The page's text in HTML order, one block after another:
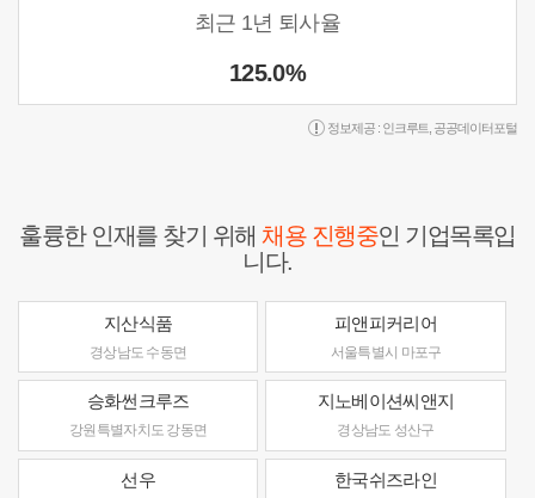
최근 1년 퇴사율
125.0%
정보제공 : 인크루트 공공데이터포털
훌륭한 인재를 찾기 위해채용 진행중인 기업목록입
니다.
지산식품
경상남도 수동면
피앤피커리어
서울특별시 마포구
승화썬크루즈
강원특별자치도 강동면
지노베이션씨앤지
경상남도 성산구
선우 한국쉬즈라인